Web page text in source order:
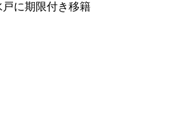
戸に期限付き移籍